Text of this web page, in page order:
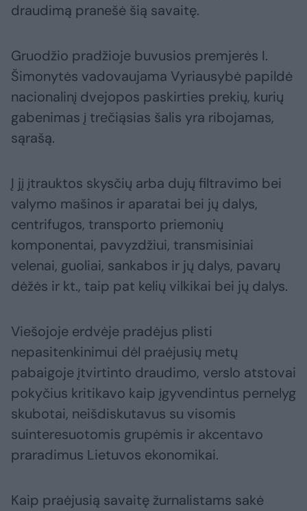
draudimą pranešė šią savaitę.
Gruodžio pradžioje buvusios premjerės I.
Šimonytės vadovaujama Vyriausybė papildė
nacionalinį dvejopos paskirties prekių, kurių
gabenimas į trečiąsias šalis yra ribojamas,
sąrašą.
Į jį įtrauktos skysčių arba dujų filtravimo bei
valymo mašinos ir aparatai bei jų dalys,
centrifugos, transporto priemonių
komponentai, pavyzdžiui, transmisiniai
velenai, guoliai, sankabos ir jų dalys, pavarų
dėžės ir kt., taip pat kelių vilkikai bei jų dalys.
Viešojoje erdvėje pradėjus plisti
nepasitenkinimui dėl praėjusių metų
pabaigoje įtvirtinto draudimo, verslo atstovai
pokyčius kritikavo kaip įgyvendintus pernelyg
skubotai, neišdiskutavus su visomis
suinteresuotomis grupėmis ir akcentavo
praradimus Lietuvos ekonomikai.
Kaip praėjusią savaitę žurnalistams sakė